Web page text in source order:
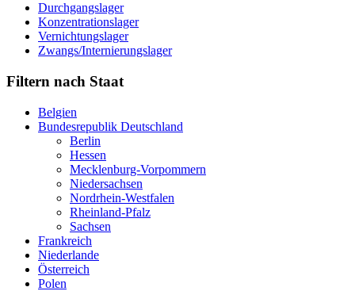
Durchgangslager
Konzentrationslager
Vernichtungslager
Zwangs/Internierungslager
Filtern nach Staat
Belgien
Bundesrepublik Deutschland
Berlin
Hessen
Mecklenburg-Vorpommern
Niedersachsen
Nordrhein-Westfalen
Rheinland-Pfalz
Sachsen
Frankreich
Niederlande
Österreich
Polen